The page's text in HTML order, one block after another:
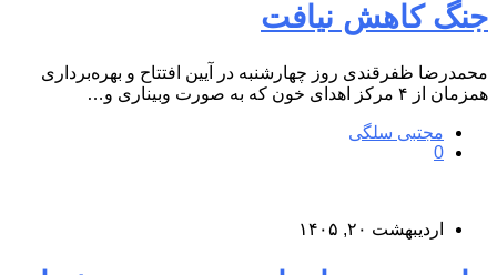
جنگ کاهش نیافت
محمدرضا ظفرقندی روز چهارشنبه در آیین افتتاح و بهره‌برداری
همزمان از ۴ مرکز اهدای خون که به صورت وبیناری و…
مجتبی سلگی
0
اردیبهشت ۲۰, ۱۴۰۵